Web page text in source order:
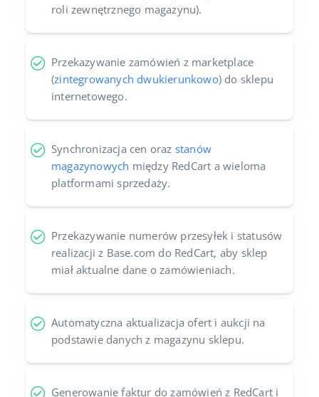
roli zewnętrznego magazynu).
Przekazywanie zamówień z marketplace
(zintegrowanych dwukierunkowo) do sklepu
internetowego.
Synchronizacja cen oraz stanów
magazynowych między RedCart a wieloma
platformami sprzedaży.
Przekazywanie numerów przesyłek i statusów
realizacji z Base.com do RedCart, aby sklep
miał aktualne dane o zamówieniach.
Automatyczna aktualizacja ofert i aukcji na
podstawie danych z magazynu sklepu.
Generowanie faktur do zamówień z RedCart i